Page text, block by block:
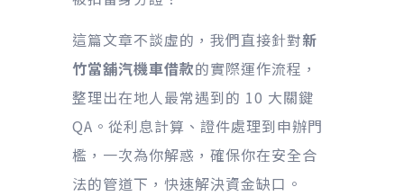
這篇文章不談虛的，我們直接針對新
竹當舖汽機車借款的實際運作流程，
整理出在地人最常遇到的 10 大關鍵
QA。從利息計算、證件處理到申辦門
檻，一次為你解惑，確保你在安全合
法的管道下，快速解決資金缺口。